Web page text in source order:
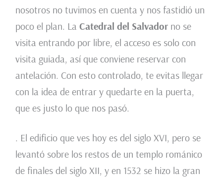
nosotros no tuvimos en cuenta y nos fastidió un
poco el plan. La Catedral del Salvadorno se
visita entrando por libre, el acceso es solo con
visita guiada, así que conviene reservar con
antelación. Con esto controlado, te evitas llegar
con la idea de entrar y quedarte en la puerta,
que es justo lo que nos pasó.
. El edificio que ves hoy es del siglo XVI, pero se
levantó sobre los restos de un templo románico
de finales del siglo XII, y en 1532 se hizo la gran